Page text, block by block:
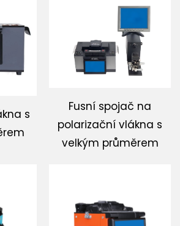
s
Fusní spojač na
polarizační vlákna s
velkým průměrem